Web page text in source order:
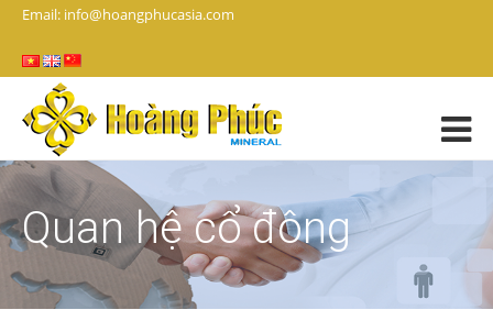
Email: info@hoangphucasia.com
Quan hệ cổ đông